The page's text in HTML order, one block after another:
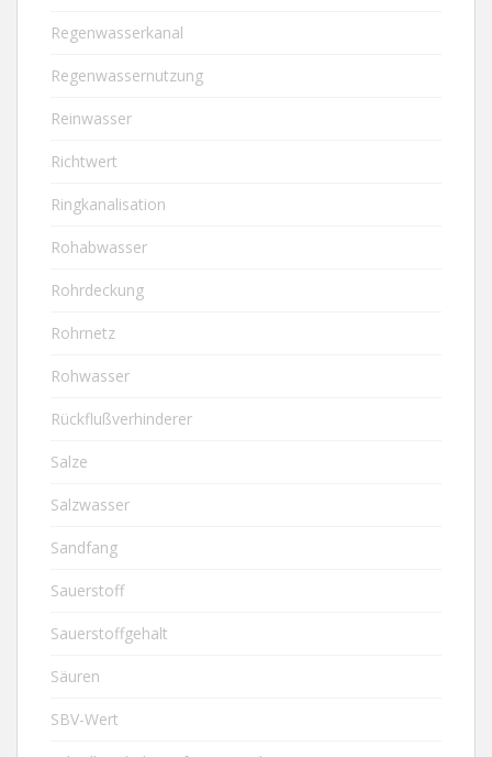
Regenwasserkanal
Regenwassernutzung
Reinwasser
Richtwert
Ringkanalisation
Rohabwasser
Rohrdeckung
Rohrnetz
Rohwasser
Rückflußverhinderer
Salze
Salzwasser
Sandfang
Sauerstoff
Sauerstoffgehalt
Säuren
SBV-Wert